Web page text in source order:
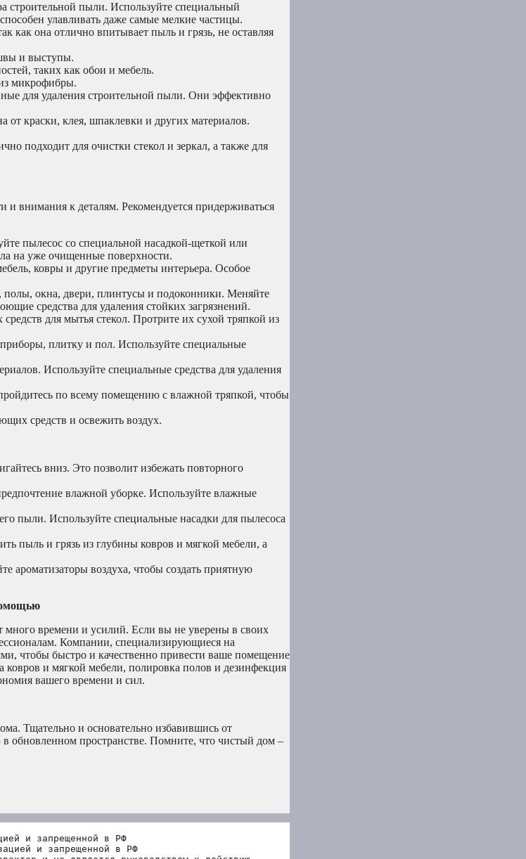
строительной пыли. Используйте специальный
улавливать даже самые мелкие частицы.
как она отлично впитывает пыль и грязь, не оставляя
и выступы.
таких как обои и мебель.
микрофибры.
для удаления строительной пыли. Они эффективно
от краски, клея, шпаклевки и других материалов.
подходит для очистки стекол и зеркал, а также для
и внимания к деталям. Рекомендуется придерживаться
пылесос со специальной насадкой-щеткой или
на уже очищенные поверхности.
ковры и другие предметы интерьера. Особое
полы, окна, двери, плинтусы и подоконники. Меняйте
средства для удаления стойких загрязнений.
для мытья стекол. Протрите их сухой тряпкой из
плитку и пол. Используйте специальные
Используйте специальные средства для удаления
по всему помещению с влажной тряпкой, чтобы
средств и освежить воздух.
вниз. Это позволит избежать повторного
влажной уборке. Используйте влажные
пыли. Используйте специальные насадки для пылесоса
пыль и грязь из глубины ковров и мягкой мебели, а
ароматизаторы воздуха, чтобы создать приятную
много времени и усилий. Если вы не уверены в своих
Компании, специализирующиеся на
чтобы быстро и качественно привести ваше помещение
и мягкой мебели, полировка полов и дезинфекция
вашего времени и сил.
Тщательно и основательно избавившись от
обновленном пространстве. Помните, что чистый дом –
и запрещенной в РФ
и запрещенной в РФ